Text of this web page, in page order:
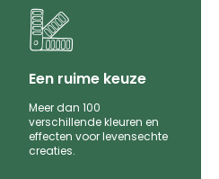
Een ruime keuze
Meer dan 100
verschillende kleuren en
effecten voor levensechte
creaties.